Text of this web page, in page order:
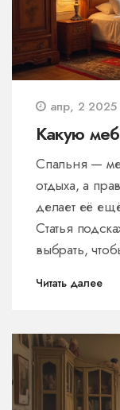
и создать
апр, 2 2025
Какую
Спальня —
отдыха, а
делает её
Статья
выбрать,
Рассмотрим
материалах и
влиять на
разместить,
Примеры и
Читать далее